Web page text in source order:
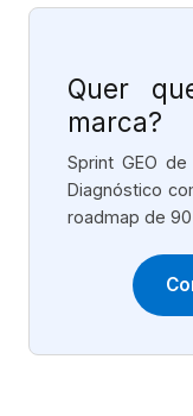
Quer
marca?
Sprint GEO
Diagnóstico
roadmap de